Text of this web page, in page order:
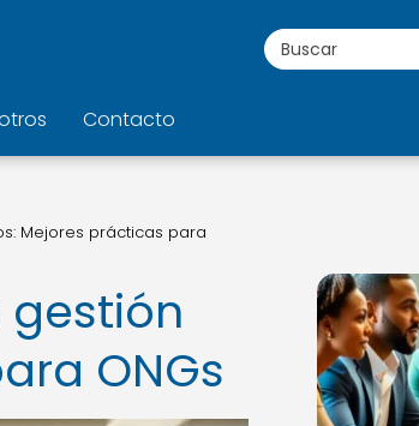
Contacto
Mejores prácticas para
ONGs